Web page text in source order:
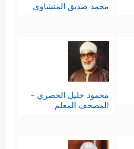
محمد صديق المنشاوي
محمود خليل الحصري -
المصحف المعلم